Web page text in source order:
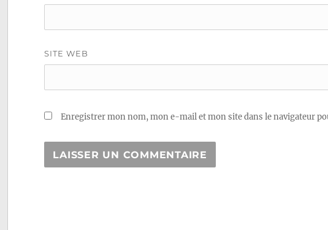
SITE WEB
Enregistrer mon nom, mon e-mail et mon site dans le navigateur